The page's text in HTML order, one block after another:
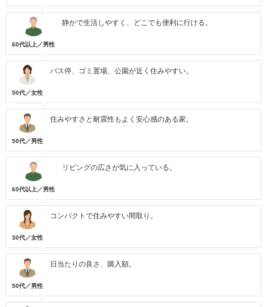
60代以上／男性
静かで生活しやすく、どこでも便利に行ける。
50代／女性
バス停、ゴミ置場、公園が近く住みやすい。
50代／男性
住みやすさと耐震性もよく安心感のある家。
60代以上／男性
リビングの広さが気に入っている。
30代／女性
コンパクトで住みやすい間取り。
50代／男性
日当たりの良さ、購入額。